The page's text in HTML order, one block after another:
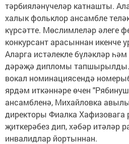
тәрбияләнүчеләр катнашты.
халык фольклор ансамбле
күрсәтте. Мөслимлеләр әлеге
конкурсант арасыннан икенче
Аларга истәлекле бүләкләр
дәрәҗә дипломы
вокал номинациясендә
ярдәм иткәннәре өчен
ансамбленә, Михайловка
директоры Фиалка Хафизовага
җиткерәбез дип, хәбәр итәләр
инвалидлар йортыннан.